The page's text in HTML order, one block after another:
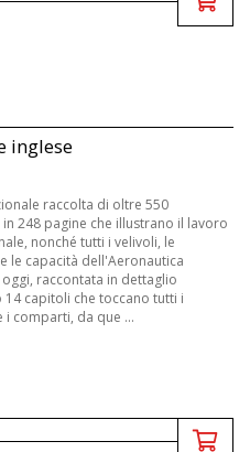
inglese
raccolta di oltre 550
248 pagine che illustrano il lavoro
nonché tutti i velivoli, le
le capacità dell'Aeronautica
raccontata in dettaglio
14 capitoli che toccano tutti i
i comparti, da que ...